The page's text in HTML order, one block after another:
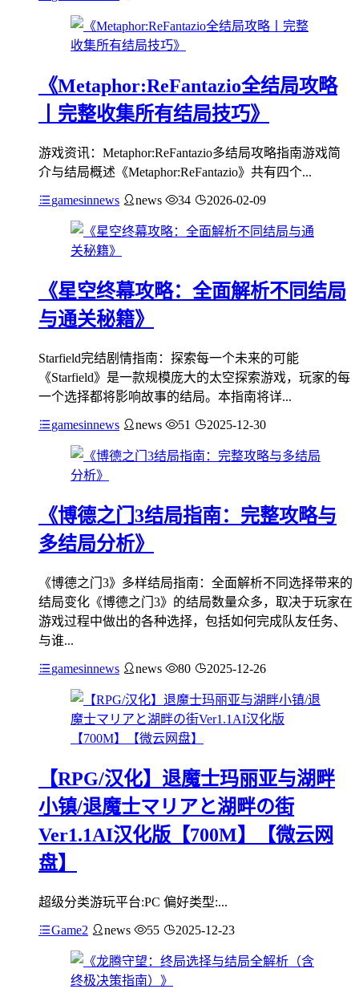
《Metaphor:ReFantazio全结局攻略
丨完整收集所有结局技巧》
游戏资讯：Metaphor:ReFantazio多结局攻略指南游戏简
介与结局概述《Metaphor:ReFantazio》共有四个...
gamesinnews news 34 2026-02-09
《星空终幕攻略：全面解析不同结局
与通关秘籍》
Starfield完结剧情指南：探索每一个未来的可能
《Starfield》是一款规模庞大的太空探索游戏，玩家的每
一个选择都将影响故事的结局。本指南将详...
gamesinnews news 51 2025-12-30
《博德之门3结局指南：完整攻略与
多结局分析》
《博德之门3》多样结局指南：全面解析不同选择带来的
结局变化《博德之门3》的结局数量众多，取决于玩家在
游戏过程中做出的各种选择，包括如何完成队友任务、
与谁...
gamesinnews news 80 2025-12-26
【RPG/汉化】退魔士玛丽亚与湖畔
小镇/退魔士マリアと湖畔の街
Ver1.1AI汉化版【700M】【微云网
盘】
超级分类游玩平台:PC 偏好类型:...
Game2 news 55 2025-12-23